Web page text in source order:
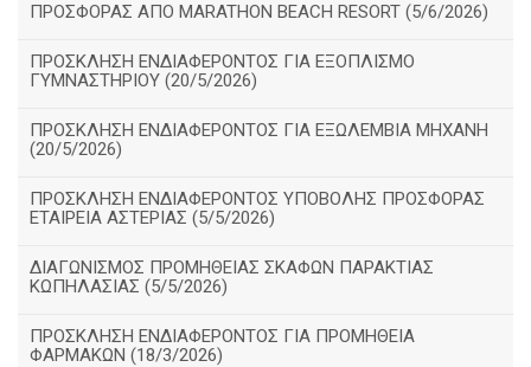
ΠΡΟΣΦΟΡΑΣ ΑΠΟ MARATHON BEACH RESORT (5/6/2026)
ΠΡΟΣΚΛΗΣΗ ΕΝΔΙΑΦΕΡΟΝΤΟΣ ΓΙΑ ΕΞΟΠΛΙΣΜΟ
ΓΥΜΝΑΣΤΗΡΙΟΥ (20/5/2026)
ΠΡΟΣΚΛΗΣΗ ΕΝΔΙΑΦΕΡΟΝΤΟΣ ΓΙΑ ΕΞΩΛΕΜΒΙΑ ΜΗΧΑΝΗ
(20/5/2026)
ΠΡΟΣΚΛΗΣΗ ΕΝΔΙΑΦΕΡΟΝΤΟΣ ΥΠΟΒΟΛΗΣ ΠΡΟΣΦΟΡΑΣ
ΕΤΑΙΡΕΙΑ ΑΣΤΕΡΙΑΣ (5/5/2026)
ΔΙΑΓΩΝΙΣΜΟΣ ΠΡΟΜΗΘΕΙΑΣ ΣΚΑΦΩΝ ΠΑΡΑΚΤΙΑΣ
ΚΩΠΗΛΑΣΙΑΣ (5/5/2026)
ΠΡΟΣΚΛΗΣΗ ΕΝΔΙΑΦΕΡΟΝΤΟΣ ΓΙΑ ΠΡΟΜΗΘΕΙΑ
ΦΑΡΜΑΚΩΝ (18/3/2026)